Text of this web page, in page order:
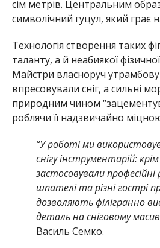
сім метрів. Центральним
символічний гуцул, який грає
Технологія створення таких
таланту, а й неабиякої
Майстри власноруч
впресовували сніг, а сильні
природним чином
роблячи її надзвичайно
“У роботі ми
снігу інструментарій:
застосовували професійні
шпателі та різні гострі
дозволяють філігранно
деталь на сніговому
Василь Семко.